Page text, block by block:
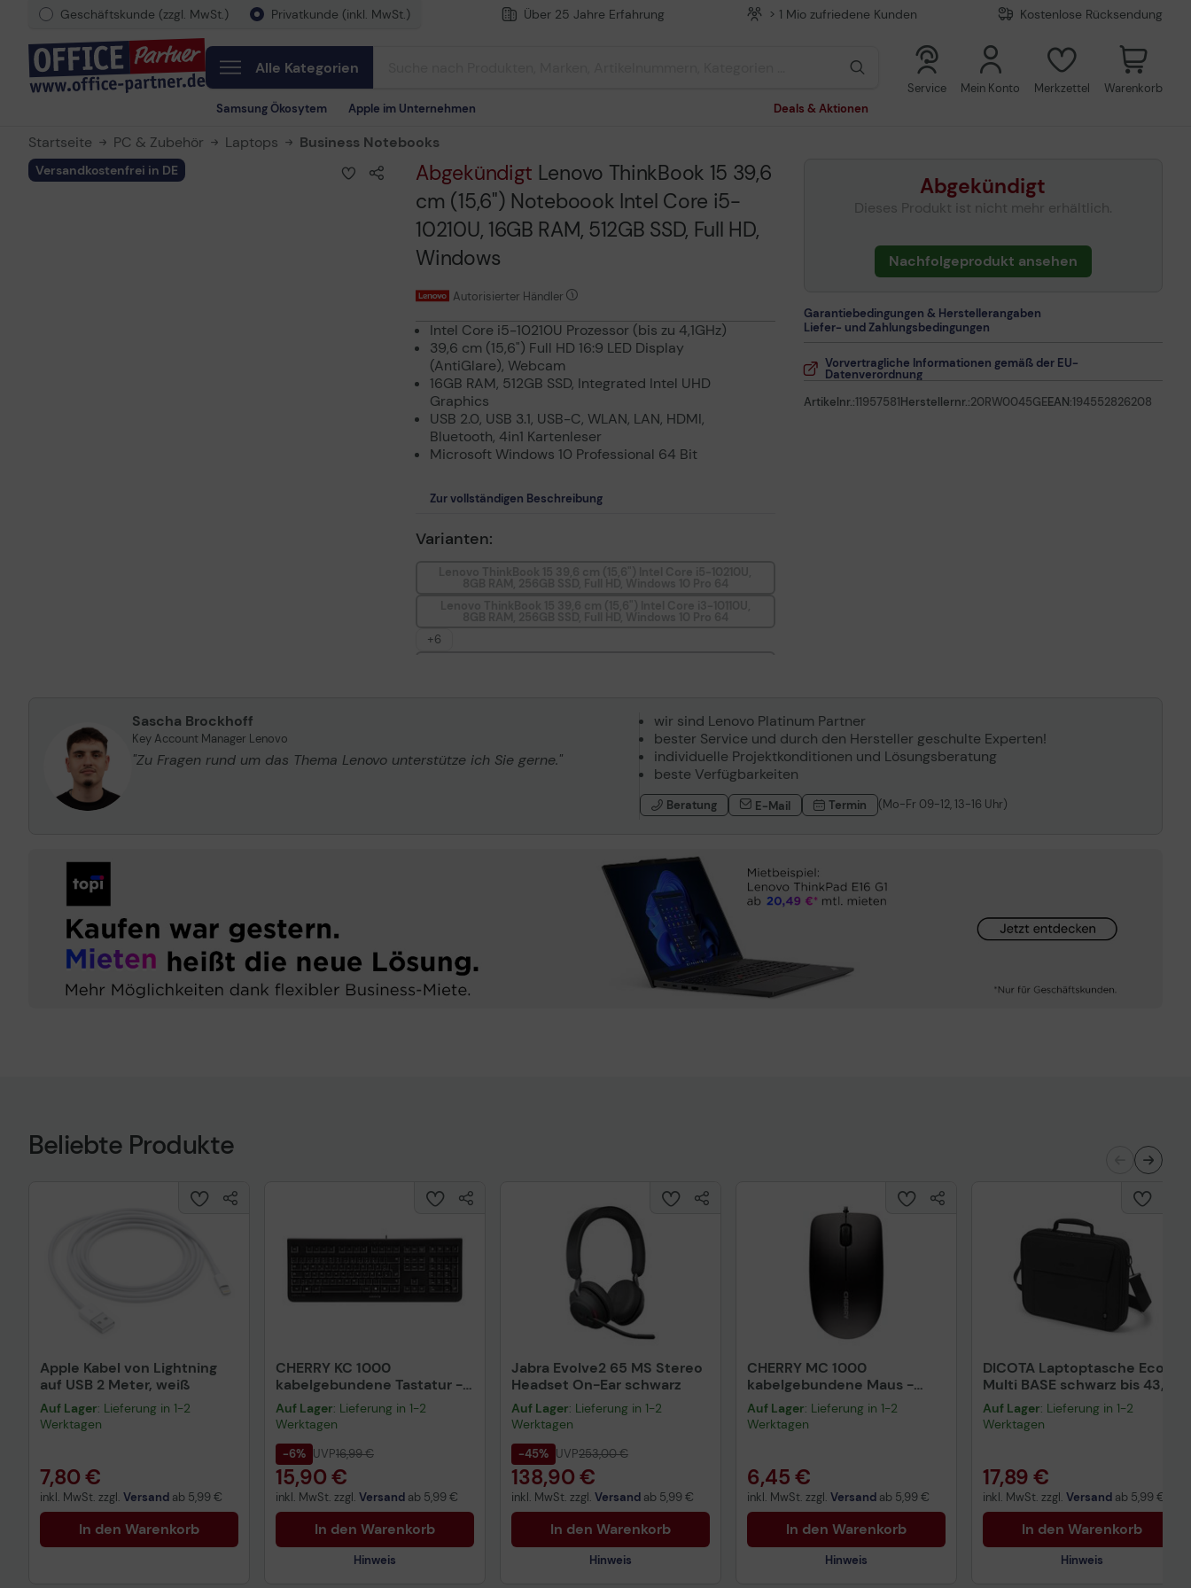
Geschäftskunde (zzgl. MwSt.) Privatkunde (inkl. MwSt.) Über 25 Jahre Erfahrung > 1 Mio zufriedene Kunden Kostenlose Rücksendung
Alle Kategorien
Samsung Ökosytem Apple im Unternehmen Deals & Aktionen
Service Mein Konto Merkzettel Warenkorb
Startseite PC & Zubehör Laptops Business Notebooks
Versandkostenfrei in DE Abgekündigt Lenovo ThinkBook 15 39,6
cm (15,6") Noteboook Intel Core i5-
10210U, 16GB RAM, 512GB SSD, Full HD,
Windows
Autorisierter Händler
Intel Core i5-10210U Prozessor (bis zu 4,1GHz)
39,6 cm (15,6") Full HD 16:9 LED Display
(AntiGlare), Webcam
16GB RAM, 512GB SSD, Integrated Intel UHD
Graphics
USB 2.0, USB 3.1, USB-C, WLAN, LAN, HDMI,
Bluetooth, 4in1 Kartenleser
Microsoft Windows 10 Professional 64 Bit
Zur vollständigen Beschreibung
Varianten:
+6
Lenovo ThinkBook 15 39,6 cm (15,6") Intel Core i7-10510U,
16GB RAM, 512GB SSD, Full HD, Windows 10 Pro 64
Lenovo ThinkBook 15 i5-1035G1 Notebook 8GB RAM, 256GB
SSD, Full HD, Win10 Pro
Lenovo ThinkBook 15 i5-1035G1 Notebook 16GB RAM, 512GB
SSD, Full HD, Win10 Pro
Abgekündigt
Dieses Produkt ist nicht mehr erhältlich.
Nachfolgeprodukt ansehen
Garantiebedingungen & Herstellerangaben
Liefer- und Zahlungsbedingungen
Vorvertragliche Informationen gemäß der EU-
Datenverordnung
Artikelnr.:11957581Herstellernr.:20RW0045GEEAN:194552826208
Sascha Brockhoff
Key Account Manager Lenovo
"Zu Fragen rund um das Thema Lenovo unterstütze ich Sie gerne."
wir sind Lenovo Platinum Partner
bester Service und durch den Hersteller geschulte Experten!
individuelle Projektkonditionen und Lösungsberatung
beste Verfügbarkeiten
Beratung E-Mail Termin (Mo-Fr 09-12, 13-16 Uhr)
Beliebte Produkte
Apple Kabel von Lightning
auf USB 2 Meter, weiß
Auf Lager: Lieferung in 1-2
Werktagen
7,80 €
inkl. MwSt. zzgl. Versand ab 5,99 €
In den Warenkorb
CHERRY KC 1000
kabelgebundene Tastatur -
QWERTZ DE - schwarz
Auf Lager: Lieferung in 1-2
Werktagen
-6% UVP16,99 €
15,90 €
inkl. MwSt. zzgl. Versand ab 5,99 €
In den Warenkorb
Hinweis
Jabra Evolve2 65 MS Stereo
Headset On-Ear schwarz
Auf Lager: Lieferung in 1-2
Werktagen
-45% UVP253,00 €
138,90 €
inkl. MwSt. zzgl. Versand ab 5,99 €
In den Warenkorb
Hinweis
CHERRY MC 1000
kabelgebundene Maus -
schwarz
Auf Lager: Lieferung in 1-2
Werktagen
6,45 €
inkl. MwSt. zzgl. Versand ab 5,99 €
In den Warenkorb
Hinweis
DICOTA Laptoptasche Eco
Multi BASE schwarz bis 43,9
cm (17,3 Zoll)
Auf Lager: Lieferung in 1-2
Werktagen
17,89 €
inkl. MwSt. zzgl. Versand ab 5,99 €
In den Warenkorb
Hinweis